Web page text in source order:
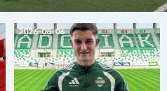
2026-08-06